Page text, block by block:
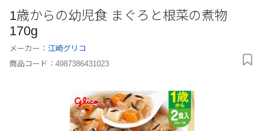
1歳からの幼児食 まぐろと根菜の煮物
170g
メーカー： 江崎グリコ
商品コード： 4987386431023